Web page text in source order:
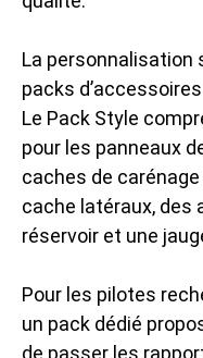
La personnalisation
packs
Le Pack Style
pour les panneaux
caches de
cache latéraux, des
réservoir et une
Pour les pilotes
un pack dédié
de passer les